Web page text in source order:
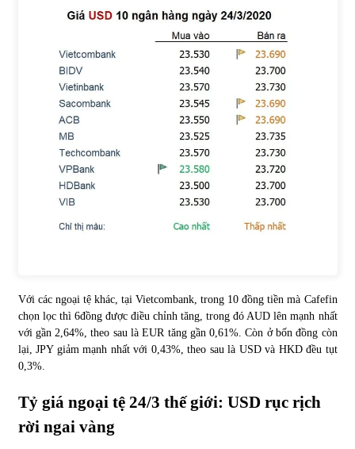
vốn hóa
Chứng khoán ngày 12/10/2021: Top 10 cổ phiếu nổi bật
Top 10 xe bán chạy nhất tháng 9/2021
13/10/2021
Với các ngoại tệ khác, tại Vietcombank, trong 10 đồng tiền mà Cafefin
chọn lọc thì 6đồng được điều chỉnh tăng, trong đó AUD lên mạnh nhất
với gần 2,64%, theo sau là EUR tăng gần 0,61%. Còn ở bốn đồng còn
lại, JPY giảm mạnh nhất với 0,43%, theo sau là USD và HKD đều tụt
0,3%.
Tỷ giá ngoại tệ 24/3 thế giới: USD rục rịch
rời ngai vàng